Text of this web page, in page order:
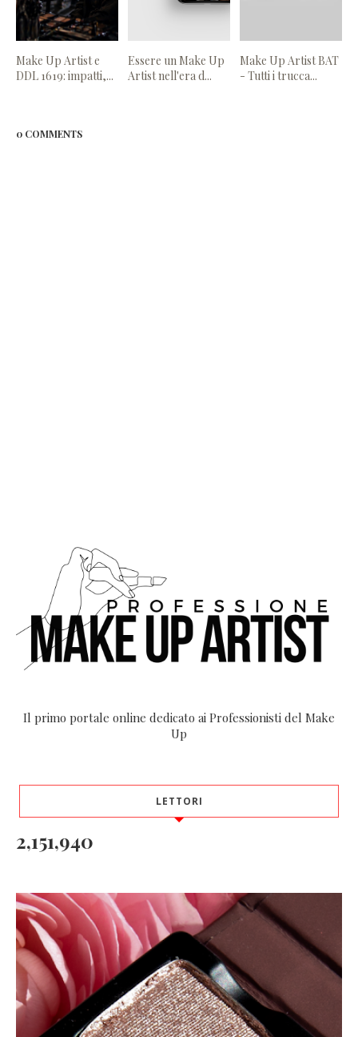
Make Up Artist e
DDL 1619: impatti,...
Essere un Make Up
Artist nell'era d...
Make Up Artist BAT
- Tutti i trucca...
0 COMMENTS
Il primo portale online dedicato ai Professionisti del Make
Up
LETTORI
2,151,940